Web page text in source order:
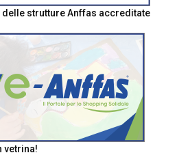
delle strutture Anffas accreditate
vetrina!